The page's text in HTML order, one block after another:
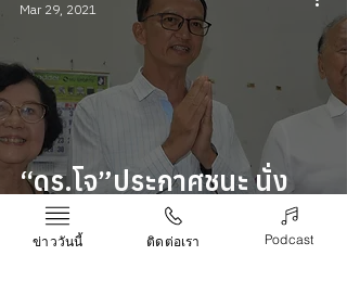
“ดร.โจ”ประกาศชนะ นั่ง
นายกเทศมนตรีนคร
นครศรีธรรมราช
Mar 29, 2021
ข่าววันนี้ ติดต่อเรา Podcast